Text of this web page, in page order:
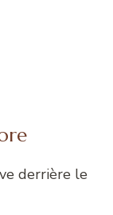
derrière le